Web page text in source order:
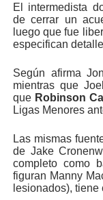
El intermedista
de cerrar un
luego que fue
especifican
Según afirma
mientras que
que Robinson
Ligas Menores
Las mismas
de Jake
completo como
figuran Manny
lesionados),